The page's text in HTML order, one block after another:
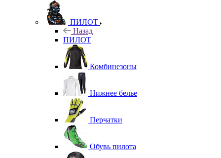
ПИЛОТ
Назад
ПИЛОТ
Комбинезоны
Нижнее белье
Перчатки
Обувь пилота